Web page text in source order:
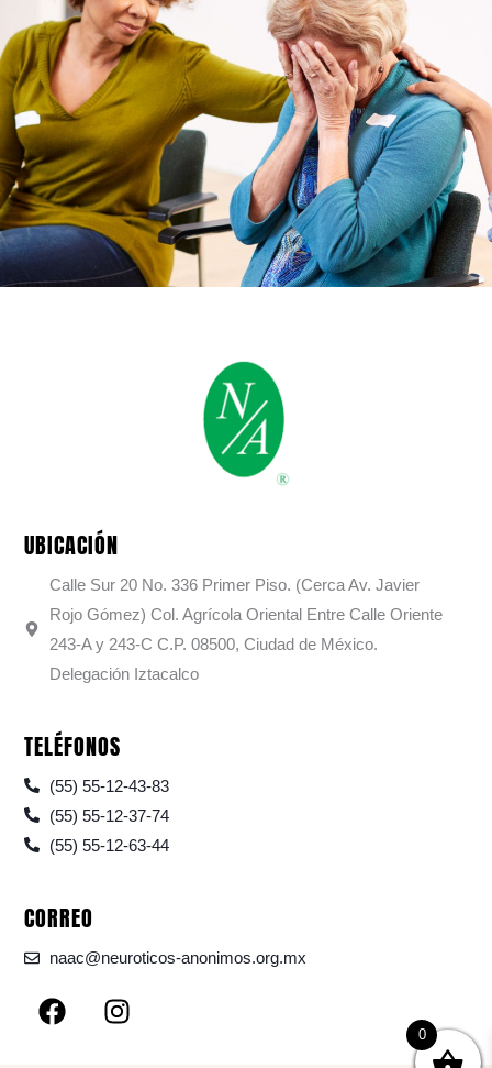
UBICACIÓN
Calle Sur 20 No. 336 Primer Piso. (Cerca Av. Javier
Rojo Gómez) Col. Agrícola Oriental Entre Calle Oriente
243-A y 243-C C.P. 08500, Ciudad de México.
Delegación Iztacalco
TELÉFONOS
(55) 55-12-43-83
(55) 55-12-37-74
(55) 55-12-63-44
CORREO
naac@neuroticos-anonimos.org.mx
F
a
I
n
0